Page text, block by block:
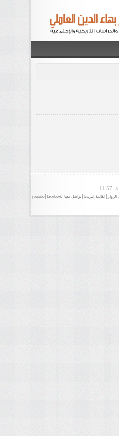
youtube facebook تواصل معنا القائمة البريدية